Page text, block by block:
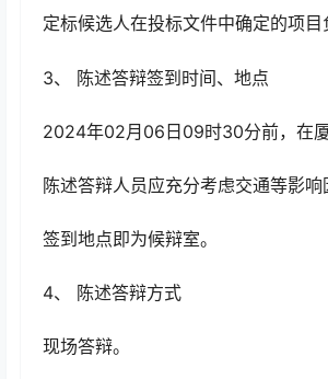
定标候选人在投标文件中确定的项
3、 陈述答辩签到时间、地点
2024年02月06日09时30分前，在
陈述答辩人员应充分考虑交通等影
签到地点即为候辩室。
4、 陈述答辩方式
现场答辩。